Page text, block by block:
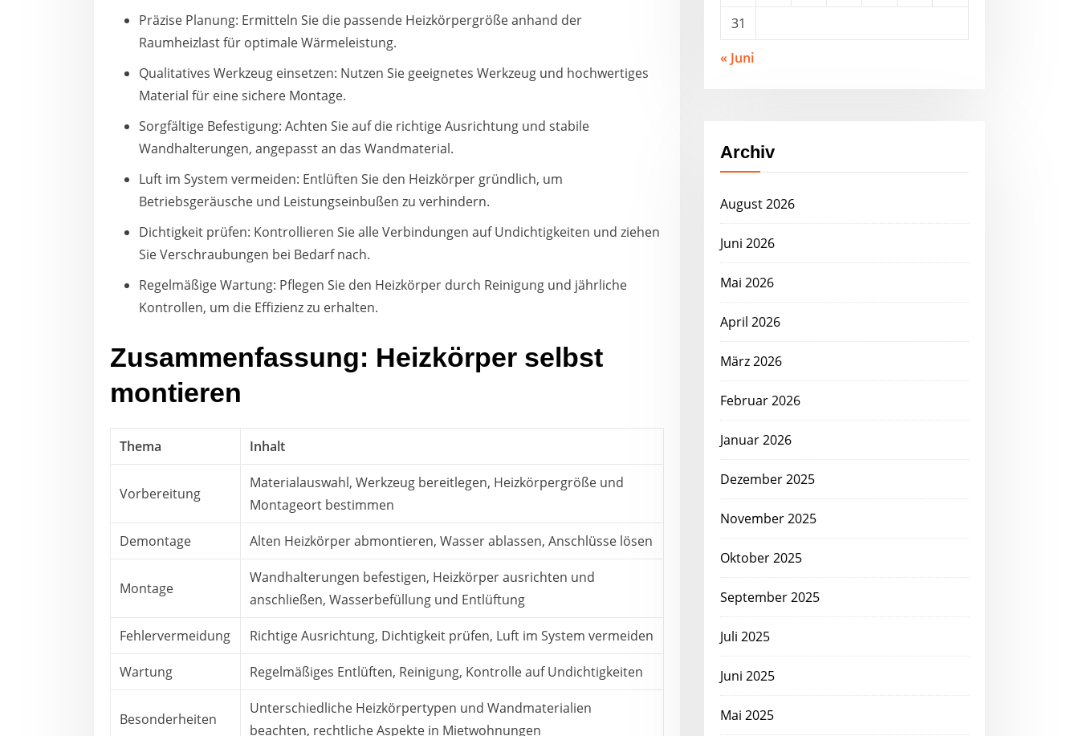
Präzise Planung: Ermitteln Sie die passende Heizkörpergröße anhand der
Raumheizlast für optimale Wärmeleistung.
Qualitatives Werkzeug einsetzen: Nutzen Sie geeignetes Werkzeug und hochwertiges
Material für eine sichere Montage.
Sorgfältige Befestigung: Achten Sie auf die richtige Ausrichtung und stabile
Wandhalterungen, angepasst an das Wandmaterial.
Luft im System vermeiden: Entlüften Sie den Heizkörper gründlich, um
Betriebsgeräusche und Leistungseinbußen zu verhindern.
Dichtigkeit prüfen: Kontrollieren Sie alle Verbindungen auf Undichtigkeiten und ziehen
Sie Verschraubungen bei Bedarf nach.
Regelmäßige Wartung: Pflegen Sie den Heizkörper durch Reinigung und jährliche
Kontrollen, um die Effizienz zu erhalten.
Zusammenfassung: Heizkörper selbst
montieren
Thema Inhalt
Vorbereitung
Materialauswahl, Werkzeug bereitlegen, Heizkörpergröße und
Montageort bestimmen
Demontage Alten Heizkörper abmontieren, Wasser ablassen, Anschlüsse lösen
Montage
Wandhalterungen befestigen, Heizkörper ausrichten und
anschließen, Wasserbefüllung und Entlüftung
Fehlervermeidung Richtige Ausrichtung, Dichtigkeit prüfen, Luft im System vermeiden
Wartung Regelmäßiges Entlüften, Reinigung, Kontrolle auf Undichtigkeiten
Besonderheiten
Unterschiedliche Heizkörpertypen und Wandmaterialien
beachten, rechtliche Aspekte in Mietwohnungen
31
« Juni
Archiv
August 2026
Juni 2026
Mai 2026
April 2026
März 2026
Februar 2026
Januar 2026
Dezember 2025
November 2025
Oktober 2025
September 2025
Juli 2025
Juni 2025
Mai 2025